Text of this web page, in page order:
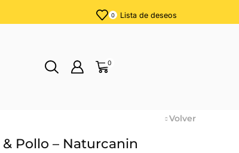
0 Lista de deseos
0
Volver
Pollo – Naturcanin